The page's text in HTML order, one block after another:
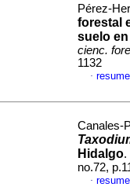
Pérez-
forestal
suelo
cienc.
1132
·
Canales-
Hidalgo.
no.72,
·